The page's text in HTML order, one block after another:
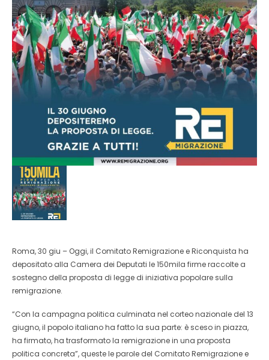
Roma, 30 giu – Oggi, il Comitato Remigrazione e Riconquista ha
depositato alla Camera dei Deputati le 150mila firme raccolte a
sostegno della proposta di legge di iniziativa popolare sulla
remigrazione.
“Con la campagna politica culminata nel corteo nazionale del 13
giugno, il popolo italiano ha fatto la sua parte: è sceso in piazza,
ha firmato, ha trasformato la remigrazione in una proposta
politica concreta”, queste le parole del Comitato Remigrazione e